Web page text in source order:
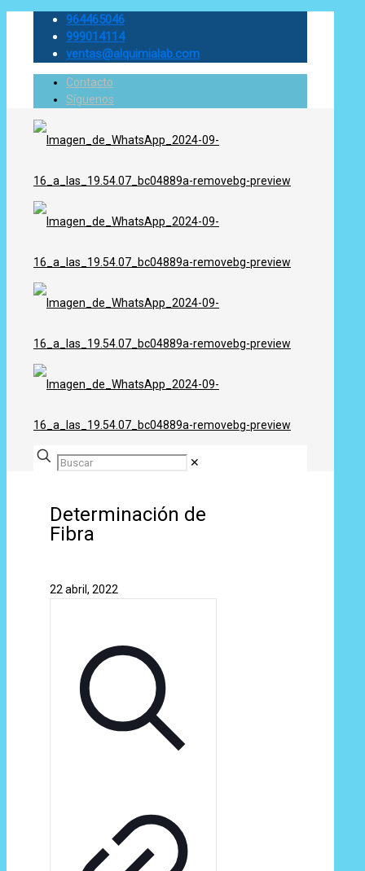
964465046
999014114
ventas@alquimialab.com
Contacto
Síguenos
✕
Determinación de
Fibra
22 abril, 2022